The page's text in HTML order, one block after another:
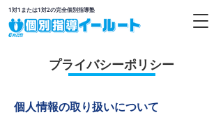
1対1または1対2の完全個別指導塾
プライバシーポリシー
個人情報の取り扱いについて